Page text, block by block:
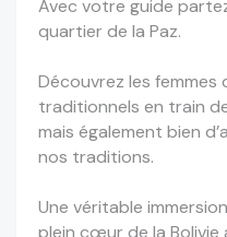
Avec votre guide
quartier de la Paz.
Découvrez les femmes
traditionnels en train
mais également bien
nos traditions.
Une véritable
plein cœur de la